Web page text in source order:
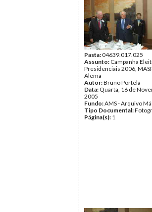
Pasta:04639.017.025
Assunto: Campanha
Presidenciais 2006,
Alemã
Autor:Bruno Portela
Data: Quarta, 16 de
2005
Fundo:AMS - Arquivo
Tipo Documental:
Página(s): 1